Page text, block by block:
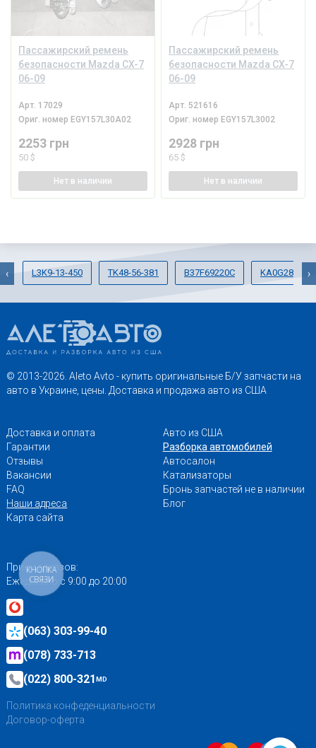
Пассажирский ремень
безопасности Mazda CX-7
06-09
Арт. 17029
Ориг. номер EGY157L30A02
2253 грн
50 $
Нет в наличии
Пассажирский ремень
безопасности Mazda CX-7
06-09
Арт. 521616
Ориг. номер EGY157L3002
2928 грн
65 $
Нет в наличии
L3K9-13-450 TK48-56-381 B37F69220C KA0G28250A
‹ ›
© 2013-2026. Aleto Avto - купить оригинальные Б/У запчасти на
авто в Украине, цены. Доставка и продажа авто из США
Доставка и оплата
Гарантии
Отзывы
Вакансии
FAQ
Наши адреса
Карта сайта
Авто из США
Разборка автомобилей
Автосалон
Катализаторы
Бронь запчастей не в наличии
Блог
Приём заказов:
Ежедневно с 9:00 до 20:00
(063) 303-99-40
(078) 733-713
(022) 800-321MD
Политика конфеденциальности
Договор-оферта
КНОПКА
СВЯЗИ